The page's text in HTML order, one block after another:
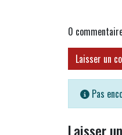
0
Laisser un
Pas
Laisser